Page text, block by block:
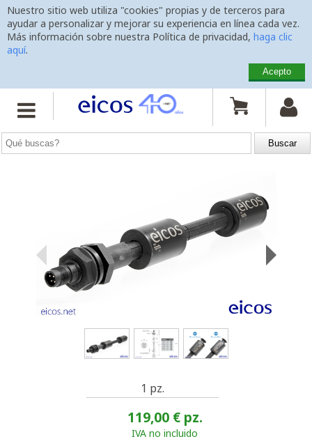
Nuestro sitio web utiliza "cookies" propias y de terceros para
ayudar a personalizar y mejorar su experiencia en línea cada vez.
Más información sobre nuestra Política de privacidad, haga clic
aquí.
Acepto
 
Inicio >Sensores de Nivel >Montaje Vertical > LE202-1-M12
Sensor de Nivel LE202-1-M12
con varilla 200mm, conexión y 2 puntos de detección
1 pz.
119,00 € pz.
IVA no incluido